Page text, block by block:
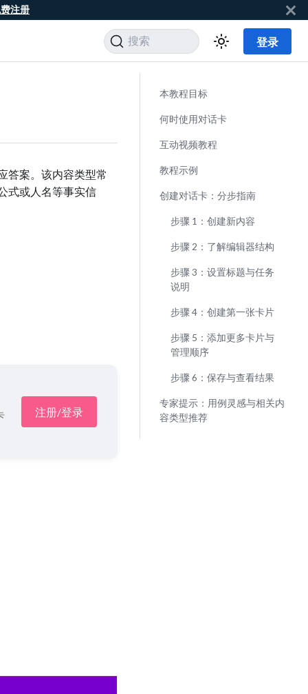
注册
登录
搜索
答案。该内容类型常
式或人名等事实信
注册/登录
本教程目标
何时使用对话卡
互动视频教程
教程示例
创建对话卡：分步指南
步骤 1：创建新内容
步骤 2：了解编辑器结构
步骤 3：设置标题与任务
说明
步骤 4：创建第一张卡片
步骤 5：添加更多卡片与
管理顺序
步骤 6：保存与查看结果
专家提示：用例灵感与相关内
容类型推荐